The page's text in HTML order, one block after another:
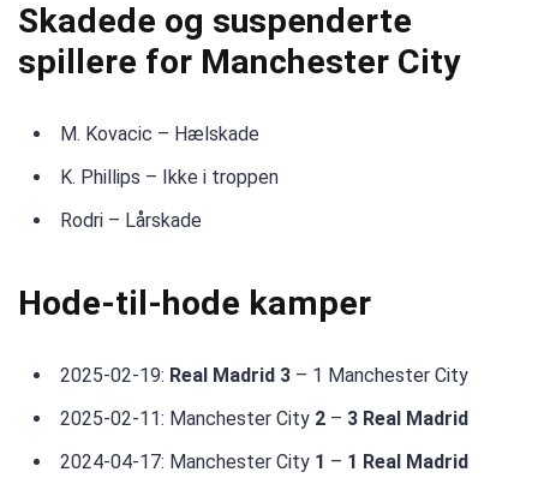
Skadede og suspenderte
spillere for Manchester City
M. Kovacic – Hælskade
K. Phillips – Ikke i troppen
Rodri – Lårskade
Hode-til-hode kamper
2025-02-19: Real Madrid 3 – 1 Manchester City
2025-02-11: Manchester City 2 – 3 Real Madrid
2024-04-17: Manchester City 1 – 1 Real Madrid